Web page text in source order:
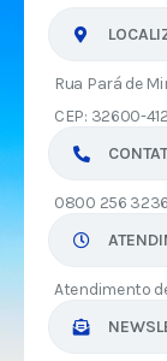
Rua Pará de
CEP: 32600-412
0800 256 3236
Atendimento